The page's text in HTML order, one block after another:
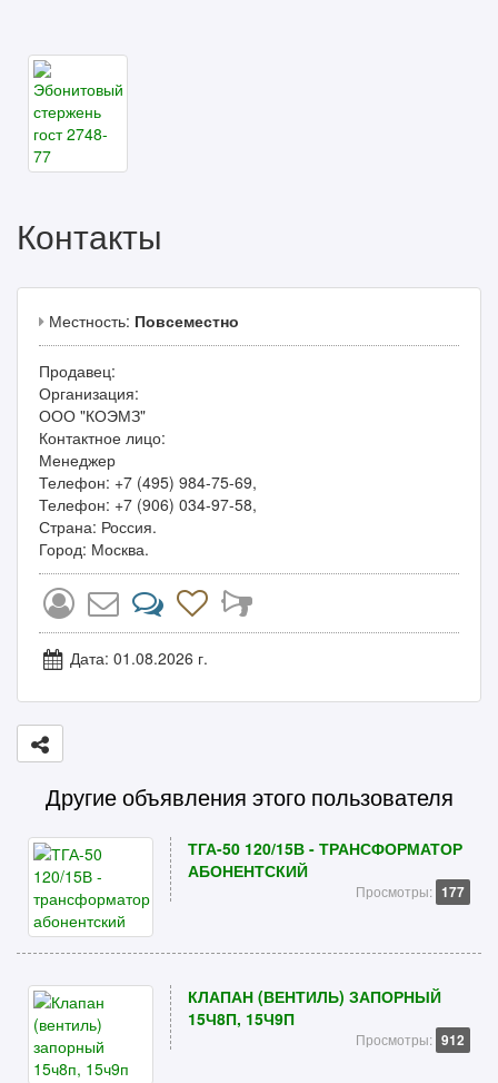
Контакты
Местность: Повсеместно
Продавец:
Организация:
ООО "КОЭМЗ"
Контактное лицо:
Менеджер
Телефон: +7 (495) 984-75-69,
Телефон: +7 (906) 034-97-58,
Страна: Россия.
Город: Москва.
Дата: 01.08.2026 г.
Другие объявления этого пользователя
ТГА-50 120/15В - ТРАНСФОРМАТОР
АБОНЕНТСКИЙ
Просмотры: 177
КЛАПАН (ВЕНТИЛЬ) ЗАПОРНЫЙ
15Ч8П, 15Ч9П
Просмотры: 912